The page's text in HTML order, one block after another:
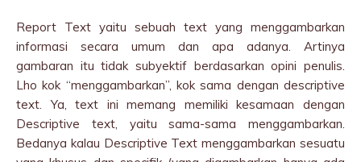
Report Text yaitu sebuah text yang menggambarkan
informasi secara umum dan apa adanya. Artinya
gambaran itu tidak subyektif berdasarkan opini penulis.
Lho kok “menggambarkan”, kok sama dengan descriptive
text. Ya, text ini memang memiliki kesamaan dengan
Descriptive text, yaitu sama-sama menggambarkan.
Bedanya kalau Descriptive Text menggambarkan sesuatu